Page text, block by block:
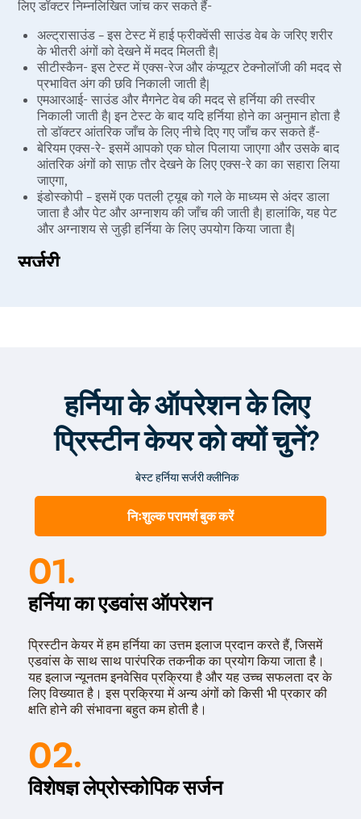
लिए डॉक्टर निम्नलिखित जांच कर सकते हैं-
अल्ट्रासाउंड – इस टेस्ट में हाई फ्रीक्वेंसी साउंड वेब के जरिए शरीर
के भीतरी अंगों को देखने में मदद मिलती है|
सीटीस्कैन- इस टेस्ट में एक्स-रेज और कंप्यूटर टेक्नोलॉजी की मदद से
प्रभावित अंग की छवि निकाली जाती है|
एमआरआई- साउंड और मैगनेट वेब की मदद से हर्निया की तस्वीर
निकाली जाती है| इन टेस्ट के बाद यदि हर्निया होने का अनुमान होता है
तो डॉक्टर आंतरिक जाँच के लिए नीचे दिए गए जाँच कर सकते हैं-
बेरियम एक्स-रे- इसमें आपको एक घोल पिलाया जाएगा और उसके बाद
आंतरिक अंगों को साफ़ तौर देखने के लिए एक्स-रे का का सहारा लिया
जाएगा,
इंडोस्कोपी – इसमें एक पतली ट्यूब को गले के माध्यम से अंदर डाला
जाता है और पेट और अग्नाशय की जाँच की जाती है| हालांकि, यह पेट
और अग्नाशय से जुड़ी हर्निया के लिए उपयोग किया जाता है|
सर्जरी
हर्निया के लेप्रोस्कोपिक उपचार में डॉक्टर प्रभावित हिस्से पर आधा इंच से
भी कम आकार का छोटा कट लगाते हैं और लेप्रोस्कोप और अन्य एडवांस
सर्जिकल उपकरण का उपयोग करके 3-डी मेष से हर्निया को रिपेयर कर
हर्निया के ऑपरेशन के लिए
प्रिस्टीन केयर को क्यों चुनें?
बेस्ट हर्निया सर्जरी क्लीनिक
निःशुल्क परामर्श बुक करें
01.
हर्निया का एडवांस ऑपरेशन
प्रिस्टीन केयर में हम हर्निया का उत्तम इलाज प्रदान करते हैं, जिसमें
एडवांस के साथ साथ पारंपरिक तकनीक का प्रयोग किया जाता है।
यह इलाज न्यूनतम इनवेसिव प्रक्रिया है और यह उच्च सफलता दर के
लिए विख्यात है। इस प्रक्रिया में अन्य अंगों को किसी भी प्रकार की
क्षति होने की संभावना बहुत कम होती है।
02.
विशेषज्ञ लेप्रोस्कोपिक सर्जन